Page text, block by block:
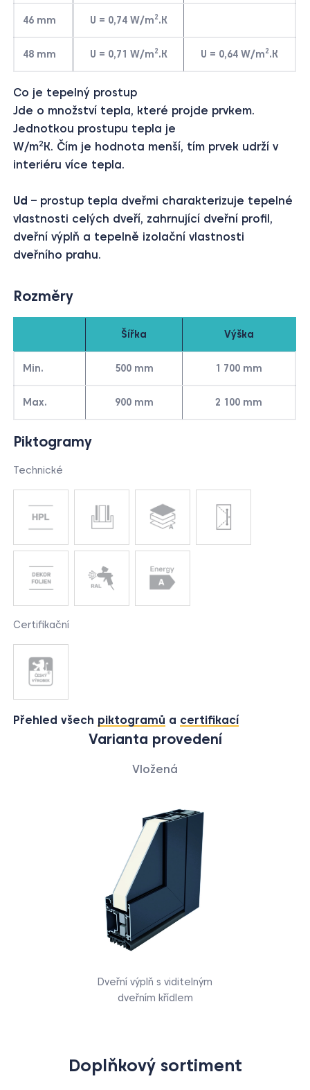
46 mm U = 0,74 W/m2.K
48 mm U = 0,71 W/m2.K U = 0,64 W/m2.K
Co je tepelný prostup
Jde o množství tepla, které projde prvkem.
Jednotkou prostupu tepla je
W/m2K. Čím je hodnota menší, tím prvek udrží v
interiéru více tepla.
Ud – prostup tepla dveřmi charakterizuje tepelné
vlastnosti celých dveří, zahrnující dveřní profil,
dveřní výplň a tepelně izolační vlastnosti
dveřního prahu.
Rozměry
Šířka Výška
Min. 500 mm 1 700 mm
Max. 900 mm 2 100 mm
Piktogramy
Technické
Certifikační
Přehled všech piktogramů a certifikací
Varianta provedení
Vložená
Dveřní výplň s viditelným
dveřním křídlem
Doplňkový sortiment